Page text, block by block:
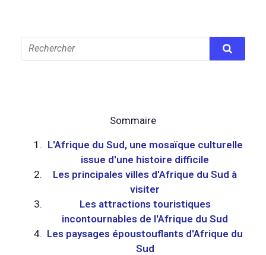
Sommaire
L'Afrique du Sud, une mosaïque culturelle
issue d'une histoire difficile
Les principales villes d'Afrique du Sud à
visiter
Les attractions touristiques
incontournables de l'Afrique du Sud
Les paysages époustouflants d'Afrique du
Sud